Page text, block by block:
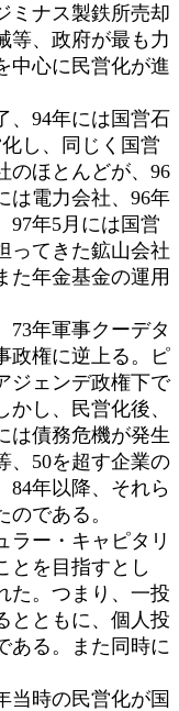
ミナス製鉄所売却
等、政府が最も力
中心に民営化が進
、94年には国営石
し、同じく国営
のほとんどが、96
は電力会社、96年
97年5月には国営
ってきた鉱山会社
た年金基金の運用
年軍事クーデタ
政権に逆上る。ピ
ジェンデ政権下で
し、民営化後、
は債務危機が発生
、50を超す企業の
84年以降、それら
である。
ー・キャピタリ
とを目指すとし
た。つまり、一投
とともに、個人投
ある。また同時に
当時の民営化が国